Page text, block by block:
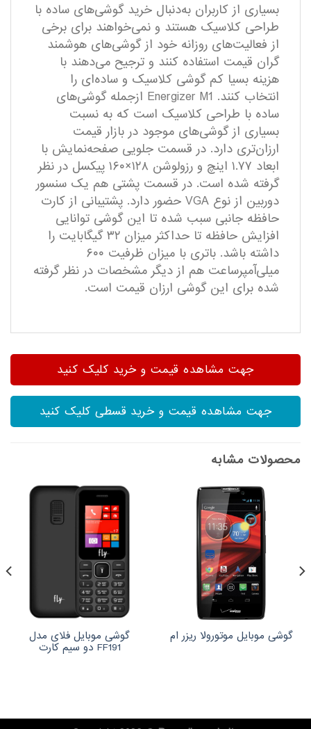
بسیاری از کاربران به‌دنبال خرید گوشی‌های ساده با
طراحی کلاسیک هستند و نمی‌خواهند برای برخی
از فعالیت‌های روزانه خود از گوشی‌های هوشمند
گران قیمت استفاده کنند و ترجیح می‌دهند با
هزینه بسیا کم گوشی کلاسیک و ساده‌ای را
انتخاب کنند. Energizer M1 ازجمله گوشی‌های
ساده با طراحی کلاسیک است که به نسبت
بسیاری از گوشی‌های موجود در بازار قیمت
ارزان‌تری دارد. در قسمت جلویی صفحه‌نمایش با
ابعاد ۱.۷۷ اینچ و رزولوشن ۱۲۸×۱۶۰ پیکسل در نظر
گرفته شده است. در قسمت پشتی هم یک سنسور
دوربین از نوع VGA حضور دارد. پشتیبانی از کارت
حافظه جانبی سبب شده تا این گوشی توانایی
افزایش حافظه تا حداکثر میزان ۳۲ گیگابایت را
داشته باشد. باتری با میزان ظرفیت ۶۰۰
میلی‌آمپر‌ساعت هم از دیگر مشخصات در نظر گرفته
شده برای این گوشی ارزان قیمت است.
جهت مشاهده قیمت و خرید کلیک کنید
جهت مشاهده قیمت و خرید قسطی کلیک کنید
محصولات مشابه
گوشی موبایل موتورولا ریزر ام گوشی موبایل فلای مدل
FF191 دو سیم کارت